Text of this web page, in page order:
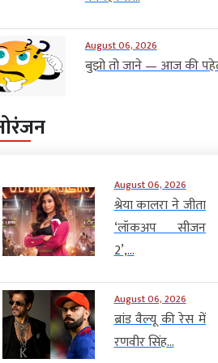
August 06, 2026
बुझो तो जाने — आज की
August 06, 2026
श्रेया कालरा ने जीता
‘लॉकअप सीजन
2’,...
August 06, 2026
ब्रांड वैल्यू की रेस में
रणवीर सिंह...